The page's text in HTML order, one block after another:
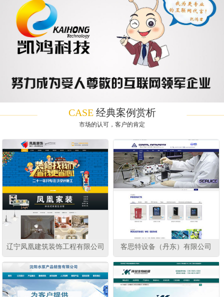
CASE经典案例赏析
市场的认可，客户的肯定
辽宁凤凰建筑装饰工程有限公司 客思特设备（丹东）有限公司